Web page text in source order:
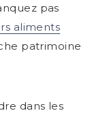
pas
aliments
patrimoine
dans les